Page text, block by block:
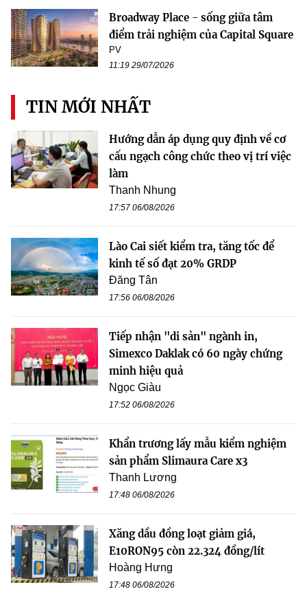
Broadway Place - sống giữa tâm
điểm trải nghiệm của Capital Square
PV
11:19 29/07/2026
TIN MỚI NHẤT
Hướng dẫn áp dụng quy định về cơ
cấu ngạch công chức theo vị trí việc
làm
Thanh Nhung
17:57 06/08/2026
Lào Cai siết kiểm tra, tăng tốc để
kinh tế số đạt 20% GRDP
Đăng Tân
17:56 06/08/2026
Tiếp nhận "di sản" ngành in,
Simexco Daklak có 60 ngày chứng
minh hiệu quả
Ngọc Giàu
17:52 06/08/2026
Khẩn trương lấy mẫu kiểm nghiệm
sản phẩm Slimaura Care x3
Thanh Lương
17:48 06/08/2026
Xăng dầu đồng loạt giảm giá,
E10RON95 còn 22.324 đồng/lít
Hoàng Hưng
17:48 06/08/2026